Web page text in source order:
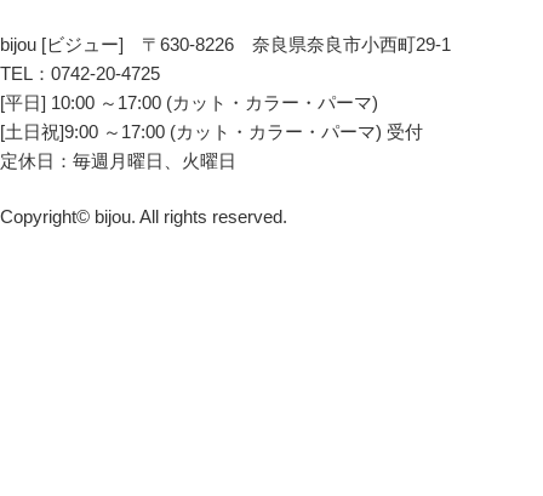
bijou [ビジュー] 〒630-8226 奈良県奈良市小西町29-1
TEL：0742-20-4725
[平日] 10:00 ～17:00 (カット・カラー・パーマ)
[土日祝]9:00 ～17:00 (カット・カラー・パーマ) 受付
定休日：毎週月曜日、火曜日
Copyright© bijou. All rights reserved.